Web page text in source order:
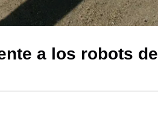
a los robots de